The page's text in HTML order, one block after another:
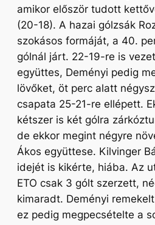
amikor először tudott
(20-18). A hazai gólzsák
szokásos formáját, a 40.
gólnál járt. 22-19-re is
együttes, Deményi pedig
lövőket, öt perc alatt
csapata 25-21-re ellépett.
kétszer is két gólra
de ekkor megint négyre
Ákos együttese. Kilvinger
idejét is kikérte, hiába. Az
ETO csak 3 gólt szerzett,
kimaradt. Deményi
ez pedig megpecsételte a